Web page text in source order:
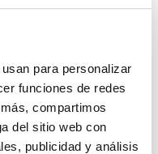
para personalizar
funciones de redes
compartimos
del sitio web con
publicidad y análisis
Precio
Comprar